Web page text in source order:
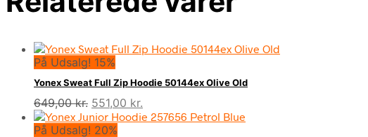
På Udsalg! 15%
Yonex Sweat Full Zip Hoodie 50144ex Olive Old
649,00kr. Den
oprindelige
pris
551,00 kr.
aktuelle
På Udsalg! 20%